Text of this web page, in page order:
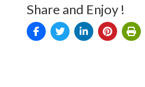
Share and Enjoy !